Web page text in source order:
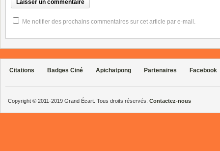
Me notifier des prochains commentaires sur cet article par e-mail.
Citations Badges Ciné Apichatpong Partenaires Facebook
Copyright © 2011-2019 Grand Écart. Tous droits réservés. Contactez-nous